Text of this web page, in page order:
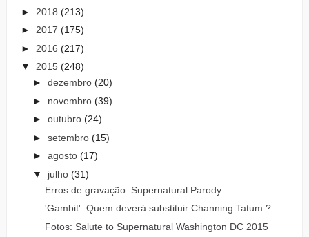
► 2018 (213)
► 2017 (175)
► 2016 (217)
▼ 2015 (248)
► dezembro (20)
► novembro (39)
► outubro (24)
► setembro (15)
► agosto (17)
▼ julho (31)
Erros de gravação: Supernatural Parody
'Gambit': Quem deverá substituir Channing Tatum ?
Fotos: Salute to Supernatural Washington DC 2015